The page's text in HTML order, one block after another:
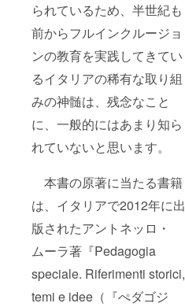
られているため、半世紀も
前からフルインクルージョ
ンの教育を実践してきてい
るイタリアの稀有な取り組
みの神髄は、残念なこと
に、一般的にはあまり知ら
れていないと思います。
本書の原著に当たる書籍
は、イタリアで2012年に出
版されたアントネッロ・
ムーラ著『Pedagogia
speciale. Riferimenti storici,
temi e idee（『ぺダゴジ